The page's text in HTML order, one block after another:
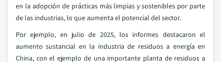
en la adopción de prácticas más limpias y sostenibles por parte
de las industrias, lo que aumenta el potencial del sector.
Por ejemplo, en julio de 2025, los informes destacaron el
aumento sustancial en la industria de residuos a energía en
China, con el ejemplo de una importante planta de residuos a